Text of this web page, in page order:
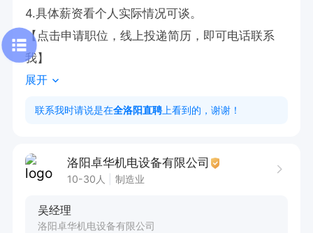
4.具体薪资看个人实际情况可谈。
【点击申请职位，线上投递简历，即可电话联系
我】
展开
联系我时请说是在全洛阳直聘 上看到的，谢谢！
洛阳卓华机电设备有限公司
10-30人 制造业
吴经理
洛阳卓华机电设备有限公司